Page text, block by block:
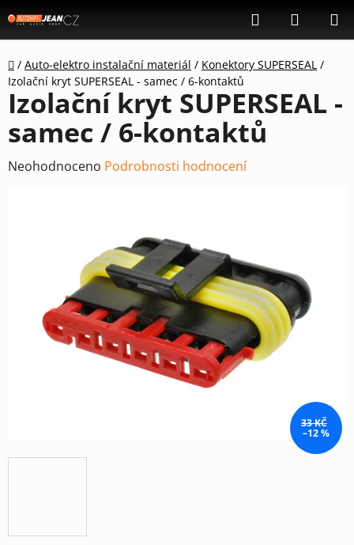
na
obsah
Hledat
KOŠÍK
Domů
/ Auto-elektro instalační materiál / Konektory SUPERSEAL /
Izolační kryt SUPERSEAL - samec / 6-kontaktů
Izolační kryt SUPERSEAL -
samec / 6-kontaktů
Průměrné
hvězdiček.
Neohodnoceno Podrobnosti hodnocení
33 KČ
–12 %